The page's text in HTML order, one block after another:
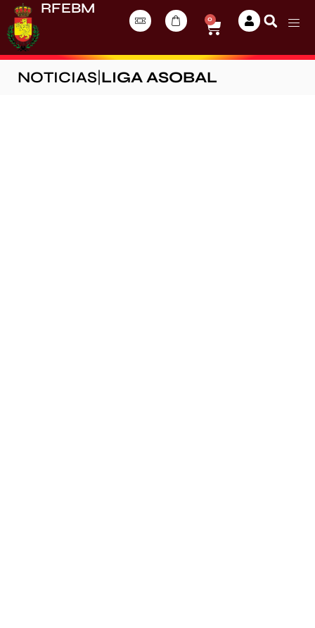
RFEBM
0
NOTICIAS LIGA ASOBAL